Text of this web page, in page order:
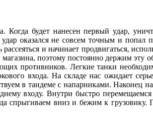
будет нанесен первый удар,
оказался не совсем точным и попал
и начинает продвигаться,
поэтому постоянно держим эту
противников. Легкие танки
входа. На складе нас ожидает
в тандеме с напарниками. Наконец
входу. Внутри быстро
спрыгиваем вниз и бежим к